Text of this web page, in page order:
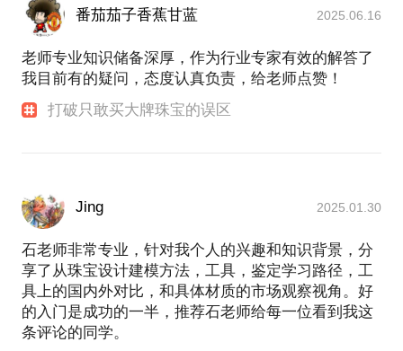
职业经历：
2016年创立玩璞珠宝有限公司
对于中法女人对于珠宝的选择与定义，将自己的乐趣
融入珠宝饰品设计中，通过品质提升打造精致生活体
验
段，实现珠宝零售新模式
2017年创立上海煜玘文化发展有限公司
合，将珠宝文化的底蕴深入人心，通过珠宝文化交流
的策划、媒体的运作，打造百年经典珠宝系列
项目经历：
旅法珠宝首饰设计师；
深度游旅行爱好者，走遍欧洲76座城市；
番茄茄子香蕉甘蓝 2025.06.16
老师专业知识储备深厚，作为行业专家有效的解答了
我目前有的疑问，态度认真负责，给老师点赞！
打破只敢买大牌珠宝的误区
Jing 2025.01.30
石老师非常专业，针对我个人的兴趣和知识背景，分
享了从珠宝设计建模方法，工具，鉴定学习路径，工
具上的国内外对比，和具体材质的市场观察视角。好
的入门是成功的一半，推荐石老师给每一位看到我这
条评论的同学。